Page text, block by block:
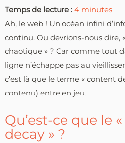
Temps de lecture : 4 minutes
Ah, le web ! Un océan infini
continu. Ou devrions-nous dire,
chaotique » ? Car comme tout
ligne n’échappe pas au
c’est là que le terme « content
contenu) entre en jeu.
Qu’est-ce que le
decay » ?